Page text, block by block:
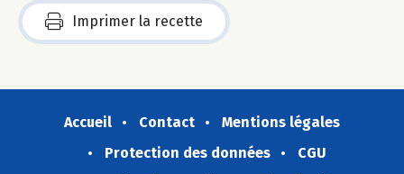
Imprimer la recette
Accueil Contact
Mentions légales
Protection des données
CGU